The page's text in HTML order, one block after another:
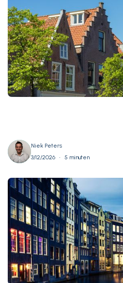
Niek Peters
3/12/2026
• 5 minuten